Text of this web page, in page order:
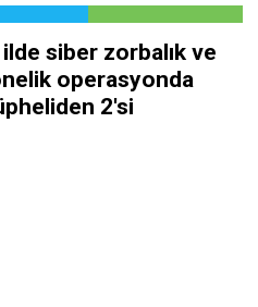
siber zorbalık ve
operasyonda
2'si